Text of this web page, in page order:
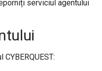
serviciul agentului